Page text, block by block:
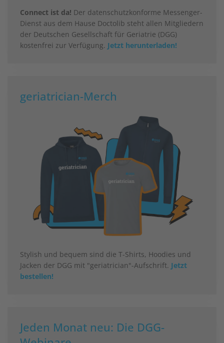
Connect ist da! Der datenschutzkonforme Messenger-
Dienst aus dem Hause Doctolib steht allen Mitgliedern
der Deutschen Gesellschaft für Geriatrie (DGG)
kostenfrei zur Verfügung. Jetzt herunterladen!
geriatrician-Merch
Stylish und bequem sind die T-Shirts, Hoodies und
Jacken der DGG mit "geriatrician"-Aufschrift. Jetzt
bestellen!
Jeden Monat neu: Die DGG-